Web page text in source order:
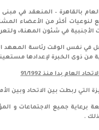
أكثر من الأعضاء
في شئون المهنة،
يشغل في نفس الوقت رئاسة
ذوى الخبرة لإعدادها
بدا منذ 91/1992
التي ربطت بين الاتحاد وبين
برعاية جميع الاجتماعات و
.